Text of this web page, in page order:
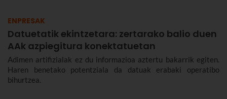
ENPRESAK
Datuetatik ekintzetara: zertarako balio duen
AAk azpiegitura konektatuetan
Adimen artifizialak ez du informazioa aztertu bakarrik egiten.
Haren benetako potentziala da datuak erabaki operatibo
bihurtzea.